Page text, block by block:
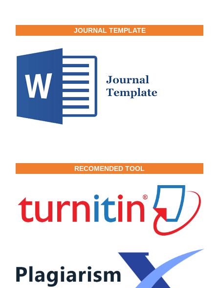
JOURNAL TEMPLATE
RECOMENDED TOOL